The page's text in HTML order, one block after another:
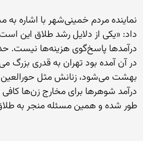
نماینده مردم خمینی‌شهر با اشاره
داد: «یکی از دلایل رشد طلاق این است
درآمدها پاسخ‌گوی هزینه‌ها نیست.
در آن آمده بود تهران به قدری
بهشت می‌شود، زنانش مثل
درآمد شوهرها برای مخارج زن‌ها
طور شده و همین مسئله منجر به